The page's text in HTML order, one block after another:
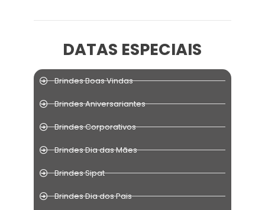
DATAS ESPECIAIS
Brindes Boas Vindas
Brindes Aniversariantes
Brindes Corporativos
Brindes Dia das Mães
Brindes Sipat
Brindes Dia dos Pais